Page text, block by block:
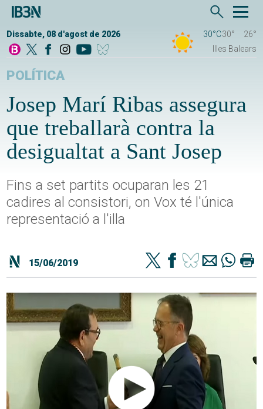
Dissabte, 08 d'agost de 2026 30°C30°
26°
Illes Balears
POLÍTICA
Josep Marí Ribas assegura
que treballarà contra la
desigualtat a Sant Josep
Fins a set partits ocuparan les 21
cadires al consistori, on Vox té l'única
representació a l'illa
15/06/2019